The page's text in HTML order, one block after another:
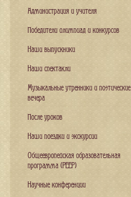
Администрация и учителя
Победители олимпиад и конкурсов
Наши выпускники
Наши спектакли
Музыкальные утренники и поэтические
вечера
После уроков
Наши поездки и экскурсии
Общеевропейская образовательная
программа (PEEP)
Научные конференции